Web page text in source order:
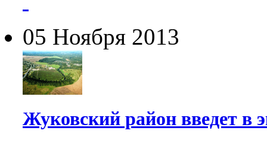
05 Ноября 2013
Жуковский район введет в